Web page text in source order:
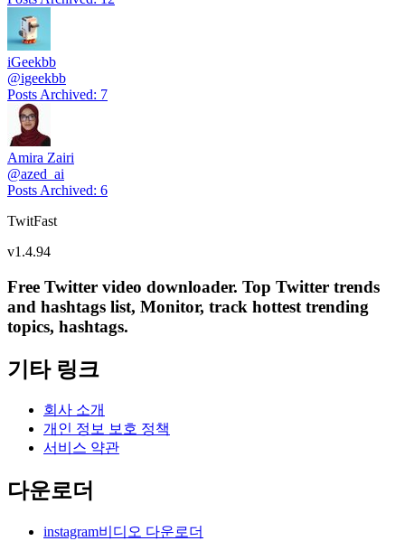
iGeekbb
@igeekbb
Posts Archived: 7
Amira Zairi
@azed_ai
Posts Archived: 6
TwitFast
v1.4.94
Free Twitter video downloader. Top Twitter trends
and hashtags list, Monitor, track hottest trending
topics, hashtags.
기타 링크
회사 소개
개인 정보 보호 정책
서비스 약관
다운로더
instagram비디오 다운로더